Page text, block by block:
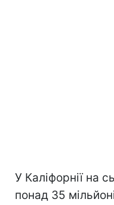
У Каліфорнії на
понад 35